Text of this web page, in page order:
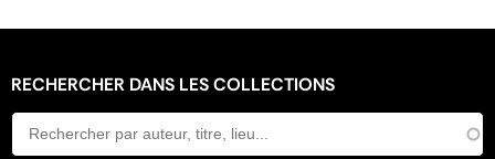
RECHERCHER DANS LES COLLECTIONS